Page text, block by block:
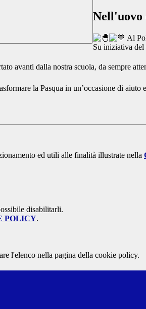
Nell'uovo
Al
Su iniziativa del
avanti dalla nostra scuola, da sempre
la Pasqua in un’occasione di aiuto
ed utili alle finalità illustrate nella
disabilitarli.
POLICY.
l'elenco nella pagina della cookie policy.